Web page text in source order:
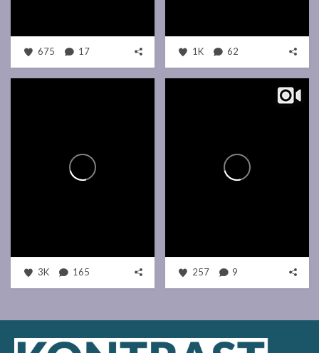
675 17 1K 62
3K 165 257 9